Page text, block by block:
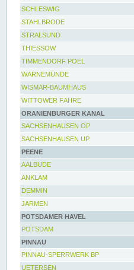
SCHLESWIG
STAHLBRODE
STRALSUND
THIESSOW
TIMMENDORF POEL
WARNEMÜNDE
WISMAR-BAUMHAUS
WITTOWER FÄHRE
ORANIENBURGER KANAL
SACHSENHAUSEN OP
SACHSENHAUSEN UP
PEENE
AALBUDE
ANKLAM
DEMMIN
JARMEN
POTSDAMER HAVEL
POTSDAM
PINNAU
PINNAU-SPERRWERK BP
UETERSEN